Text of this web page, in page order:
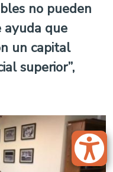
no pueden
que
un capital
superior”,